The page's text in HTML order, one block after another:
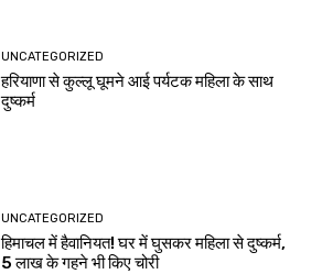
UNCATEGORIZED
हरियाणा से कुल्लू घूमने आई पर्यटक महिला के साथ
दुष्कर्म
UNCATEGORIZED
हिमाचल में हैवानियत! घर में घुसकर महिला से दुष्कर्म,
5 लाख के गहने भी किए चोरी